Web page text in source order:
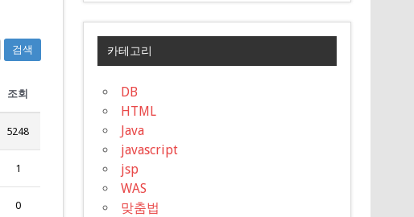
검색
조회
5248
1
0
카테고리
DB
HTML
Java
javascript
jsp
WAS
맞춤법